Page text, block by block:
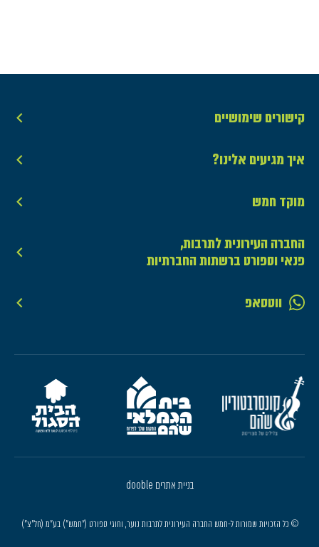
קישורים שימושיים
איך מגיעים אלינו?
מוקד חמש
החברה העירונית לתרבות,
פנאי וספורט ברשתות החברתיות
ווטסאפ
© כל הזכויות שמורות ל-חמש החברה העירונית לתרבות נוער, וחוגי ספורט ("חמש") בע"מ (חל"צ")
בניית אתרים dooble